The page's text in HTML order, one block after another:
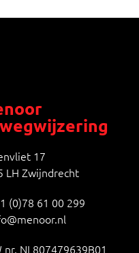
17
LH Zwijndrecht
(0)78 61 00 299
nr. NL807479639B01